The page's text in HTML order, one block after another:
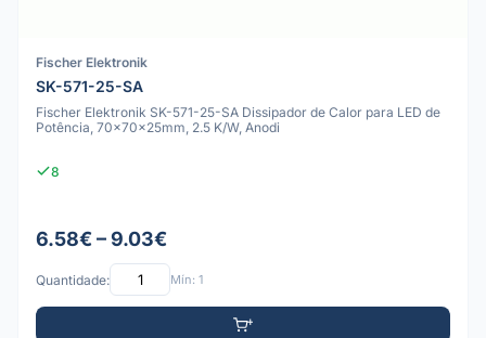
Fischer Elektronik
SK-571-25-SA
Fischer Elektronik SK-571-25-SA Dissipador de Calor para LED de
Potência, 70x70x25mm, 2.5 K/W, Anodi
8
6.58€ – 9.03€
Quantidade: Mín: 1